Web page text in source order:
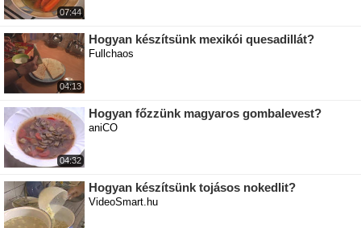
07:44
04:13
Hogyan készítsünk mexikói quesadillát?
Fullchaos
04:32
Hogyan főzzünk magyaros gombalevest?
aniCO
Hogyan készítsünk tojásos nokedlit?
VideoSmart.hu